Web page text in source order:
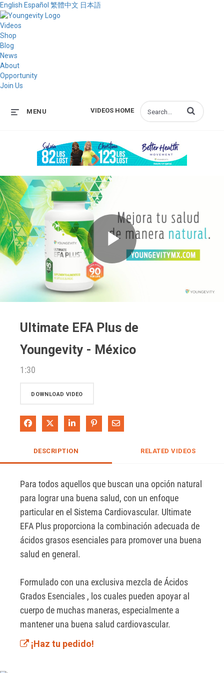
English Español 繁體中文 日本語
Videos
Shop
Blog
News
About
Opportunity
Join Us
VIDEOS HOME
MENU Enter terms to
Play
Ultimate EFA Plus de
Youngevity - México
1:30
DOWNLOAD VIDEO
Share on Facebook
Share on XShare on LinkedIn
Pin on Pinterest
Share via Email
DESCRIPTION RELATED VIDEOS
Para todos aquellos que buscan una opción natural
para lograr una buena salud, con un enfoque
particular en el Sistema Cardiovascular. Ultimate
EFA Plus proporciona la combinación adecuada de
ácidos grasos esenciales para promover una buena
salud en general.
Formulado con una exclusiva mezcla de Ácidos
Grados Esenciales , los cuales pueden apoyar al
cuerpo de muchas maneras, especialmente a
mantener una buena salud cardiovascular.
¡Haz tu pedido!